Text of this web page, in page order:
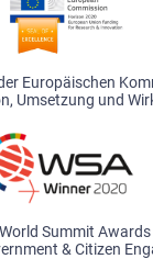
Europäischen
Umsetzung und
Summit
& Citizen